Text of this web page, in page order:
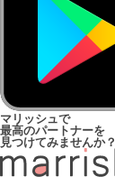
マリッシュで
最高のパートナーを
見つけてみませんか？